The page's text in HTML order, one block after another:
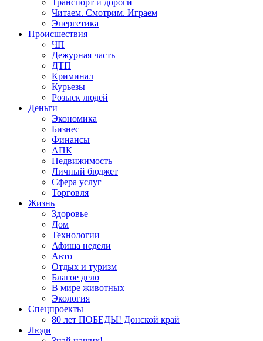
Транспорт и дороги
Читаем. Смотрим. Играем
Энергетика
Происшествия
ЧП
Дежурная часть
ДТП
Криминал
Курьезы
Розыск людей
Деньги
Экономика
Бизнес
Финансы
АПК
Недвижимость
Личный бюджет
Сфера услуг
Торговля
Жизнь
Здоровье
Дом
Технологии
Афиша недели
Авто
Отдых и туризм
Благое дело
В мире животных
Экология
Спецпроекты
80 лет ПОБЕДЫ! Донской край
Люди